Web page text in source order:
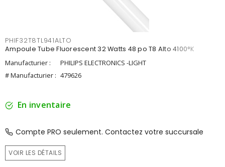
PHIF32T8TL941ALTO
Ampoule Tube Fluorescent 32 Watts 48 po T8 Alto 4100°K
Manufacturier :
PHILIPS ELECTRONICS -LIGHT
# Manufacturier : 479626
En inventaire
Compte PRO seulement. Contactez votre succursale
VOIR LES DÉTAILS